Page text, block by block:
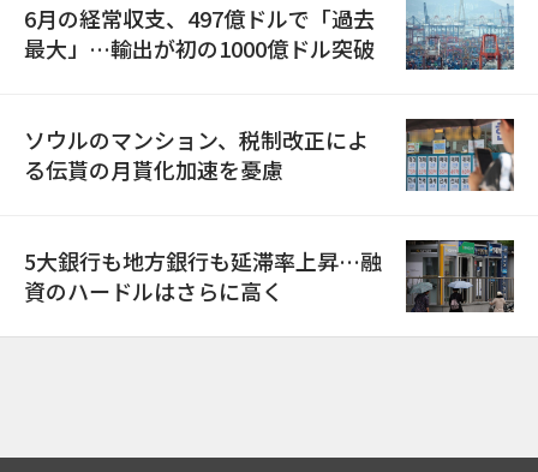
6月の経常収支、497億ドルで「過去
最大」…輸出が初の1000億ドル突破
ソウルのマンション、税制改正によ
る伝貰の月貰化加速を憂慮
5大銀行も地方銀行も延滞率上昇…融
資のハードルはさらに高く